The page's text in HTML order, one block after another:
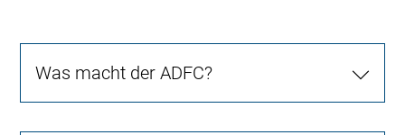
Was macht der ADFC?